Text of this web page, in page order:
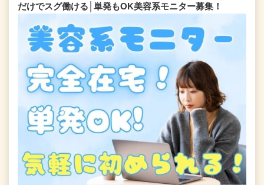
だけでスグ働ける│単発もOK美容系モニター募集！